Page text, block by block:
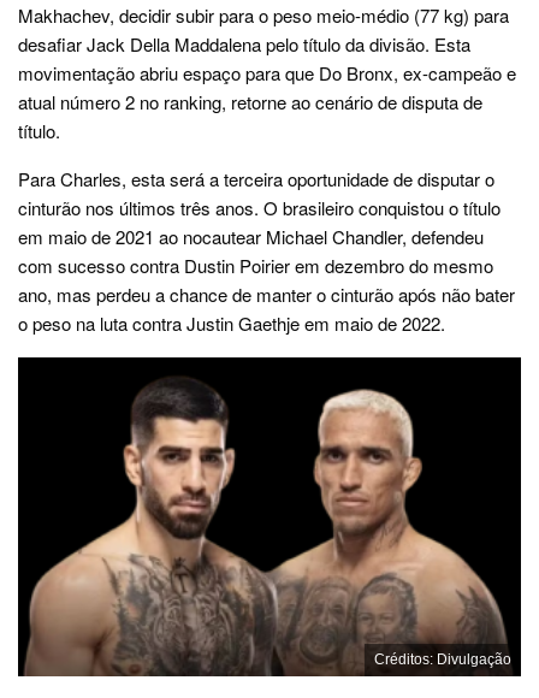
Makhachev, decidir subir para o peso meio-médio (77 kg) para
desafiar Jack Della Maddalena pelo título da divisão. Esta
movimentação abriu espaço para que Do Bronx, ex-campeão e
atual número 2 no ranking, retorne ao cenário de disputa de
título.
Para Charles, esta será a terceira oportunidade de disputar o
cinturão nos últimos três anos. O brasileiro conquistou o título
em maio de 2021 ao nocautear Michael Chandler, defendeu
com sucesso contra Dustin Poirier em dezembro do mesmo
ano, mas perdeu a chance de manter o cinturão após não bater
o peso na luta contra Justin Gaethje em maio de 2022.
Créditos: Divulgação